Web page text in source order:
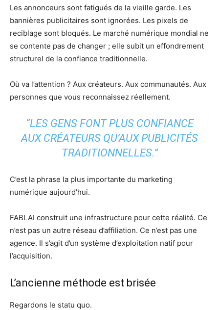
Les annonceurs sont fatigués de la vieille garde. Les
bannières publicitaires sont ignorées. Les pixels de
reciblage sont bloqués. Le marché numérique mondial ne
se contente pas de changer ; elle subit un effondrement
structurel de la confiance traditionnelle.
Où va l’attention ? Aux créateurs. Aux communautés. Aux
personnes que vous reconnaissez réellement.
“LES GENS FONT PLUS CONFIANCE
AUX CRÉATEURS QU’AUX PUBLICITÉS
TRADITIONNELLES.”
C’est la phrase la plus importante du marketing
numérique aujourd’hui.
FABLAI construit une infrastructure pour cette réalité. Ce
n’est pas un autre réseau d’affiliation. Ce n’est pas une
agence. Il s’agit d’un système d’exploitation natif pour
l’acquisition.
L’ancienne méthode est brisée
Regardons le statu quo.